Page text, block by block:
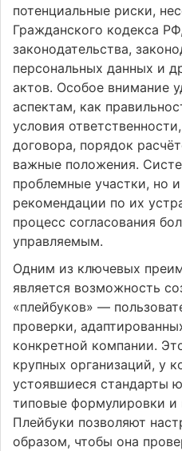
потенциальные риски,
Гражданского кодекса
законодательства,
персональных данных и
актов. Особое внимание
аспектам, как
условия
договора, порядок
важные положения.
проблемные участки, но
рекомендации по их
процесс согласования
управляемым.
Одним из ключевых
является возможность
«плейбуков» —
проверки,
конкретной компании.
крупных организаций, у
устоявшиеся стандарты
типовые формулировки и
Плейбуки позволяют
образом, чтобы она